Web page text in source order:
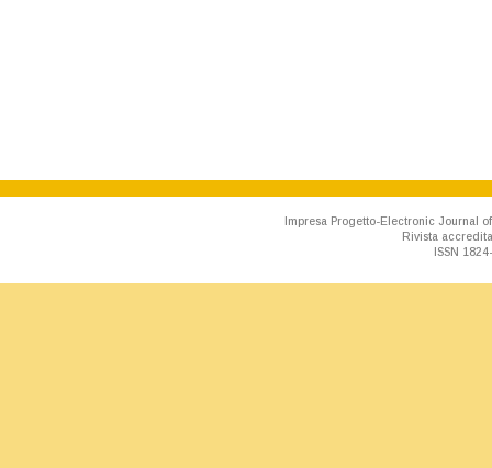
Impresa Progetto-Electronic Journal
Rivista
ISSN